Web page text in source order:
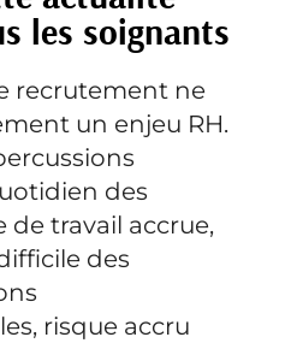
les soignants
recrutement ne
un enjeu RH.
des
de travail accrue,
des
risque accru